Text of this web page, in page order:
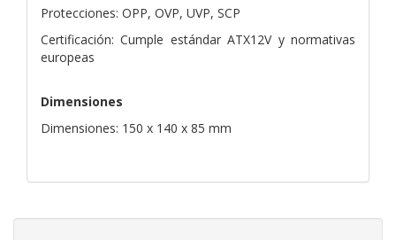
Protecciones: OPP, OVP, UVP, SCP
Certificación: Cumple estándar ATX12V y normativas
europeas
Dimensiones
Dimensiones: 150 x 140 x 85 mm